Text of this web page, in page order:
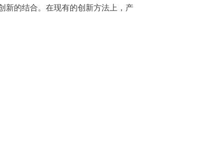
新的结合。在现有的创新方法上，产